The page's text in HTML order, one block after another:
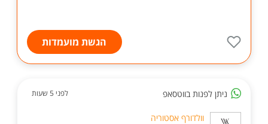
הגשת מועמדות
ניתן לפנות בווטסאפ לפני 5 שעות
וולדורף אסטוריה